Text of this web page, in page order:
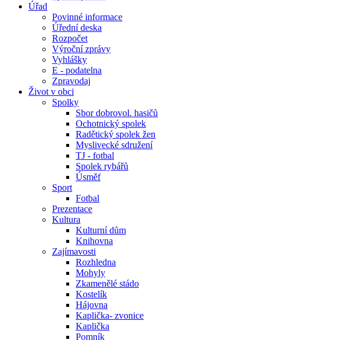
Úřad
Povinné informace
Úřední deska
Rozpočet
Výroční zprávy
Vyhlášky
E - podatelna
Zpravodaj
Život v obci
Spolky
Sbor dobrovol. hasičů
Ochotnický spolek
Radětický spolek žen
Myslivecké sdružení
TJ - fotbal
Spolek rybářů
Úsměf
Sport
Fotbal
Prezentace
Kultura
Kulturní dům
Knihovna
Zajímavosti
Rozhledna
Mohyly
Zkamenělé stádo
Kostelík
Hájovna
Kaplička- zvonice
Kaplička
Pomník